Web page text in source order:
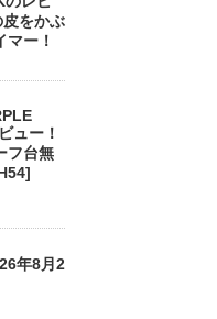
をかぶ
マー！
ュー！
フ台無
年8月2